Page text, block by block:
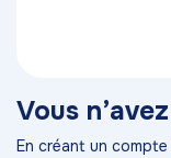
Vous
En créant un